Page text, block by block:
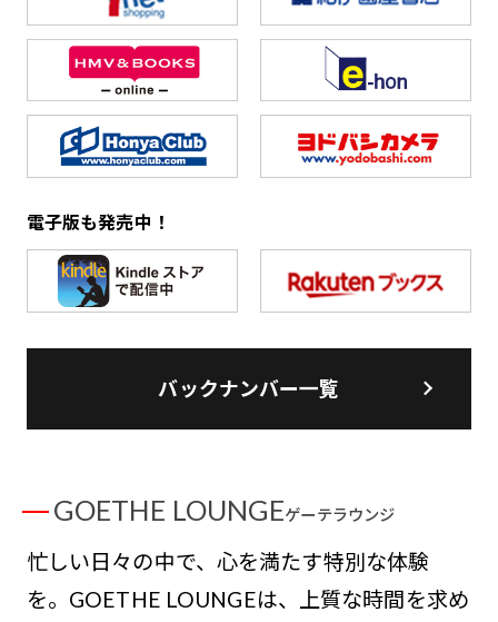
電子版も発売中！
バックナンバー一覧
GOETHE LOUNGEゲーテラウンジ
忙しい日々の中で、心を満たす特別な体験
を。GOETHE LOUNGEは、上質な時間を求め